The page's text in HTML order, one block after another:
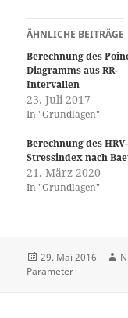
ÄHNLICHE BEITRÄGE
Berechnung des
Diagramms aus RR-
Intervallen
23. Juli 2017
In "Grundlagen"
Berechnung des HRV-
Stressindex nach
21. März 2020
In "Grundlagen"
Veröffentlicht
am
29. Mai 2016
Parameter